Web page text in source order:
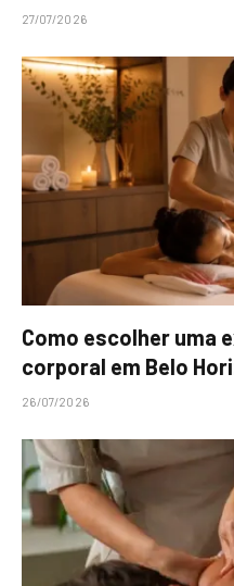
27/07/2026
Como escolher uma
corporal em Belo
26/07/2026